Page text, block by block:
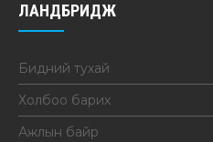
ЛАНДБРИДЖ
Бидний тухай
Холбоо барих
Ажлын байр